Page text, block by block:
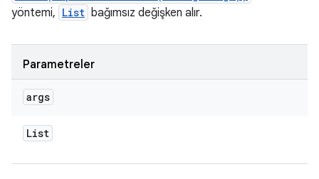
yöntemi, List bağımsız değişken alır.
Parametreler
args
List